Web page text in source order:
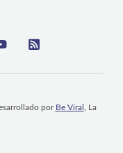
por Be Viral , La